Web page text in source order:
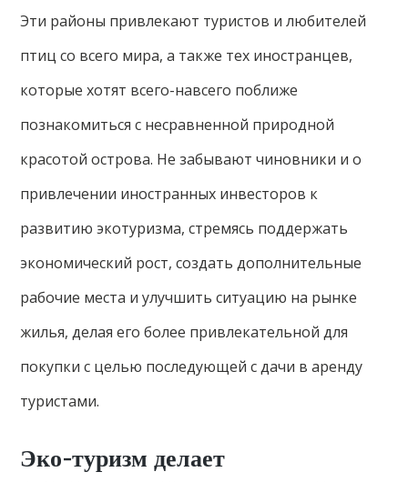
Эти районы привлекают туристов и любителей
птиц со всего мира, а также тех иностранцев,
которые хотят всего-навсего поближе
познакомиться с несравненной природной
красотой острова. Не забывают чиновники и о
привлечении иностранных инвесторов к
развитию экотуризма, стремясь поддержать
экономический рост, создать дополнительные
рабочие места и улучшить ситуацию на рынке
жилья, делая его более привлекательной для
покупки с целью последующей с дачи в аренду
туристами.
Эко-туризм делает